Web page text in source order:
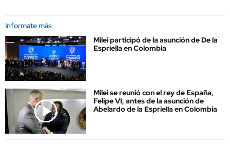
Informate más
Milei participó de la asunción de De la
Espriella en Colombia
Milei se reunió con el rey de España,
Felipe VI, antes de la asunción de
Abelardo de la Espriella en Colombia